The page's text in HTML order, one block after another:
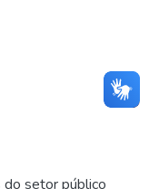
setor público